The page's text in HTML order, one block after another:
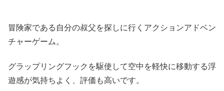
冒険家である自分の叔父を探しに行くアクションアドベン
チャーゲーム。
グラップリングフックを駆使して空中を軽快に移動する浮
遊感が気持ちよく、評価も高いです。